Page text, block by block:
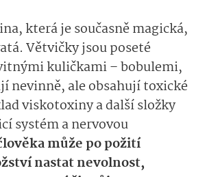
která je současně magická,
Větvičky jsou poseté
kuličkami – bobulemi,
nevinně, ale obsahují toxické
viskotoxiny a další složky
systém a nervovou
může po požití
nastat nevolnost,